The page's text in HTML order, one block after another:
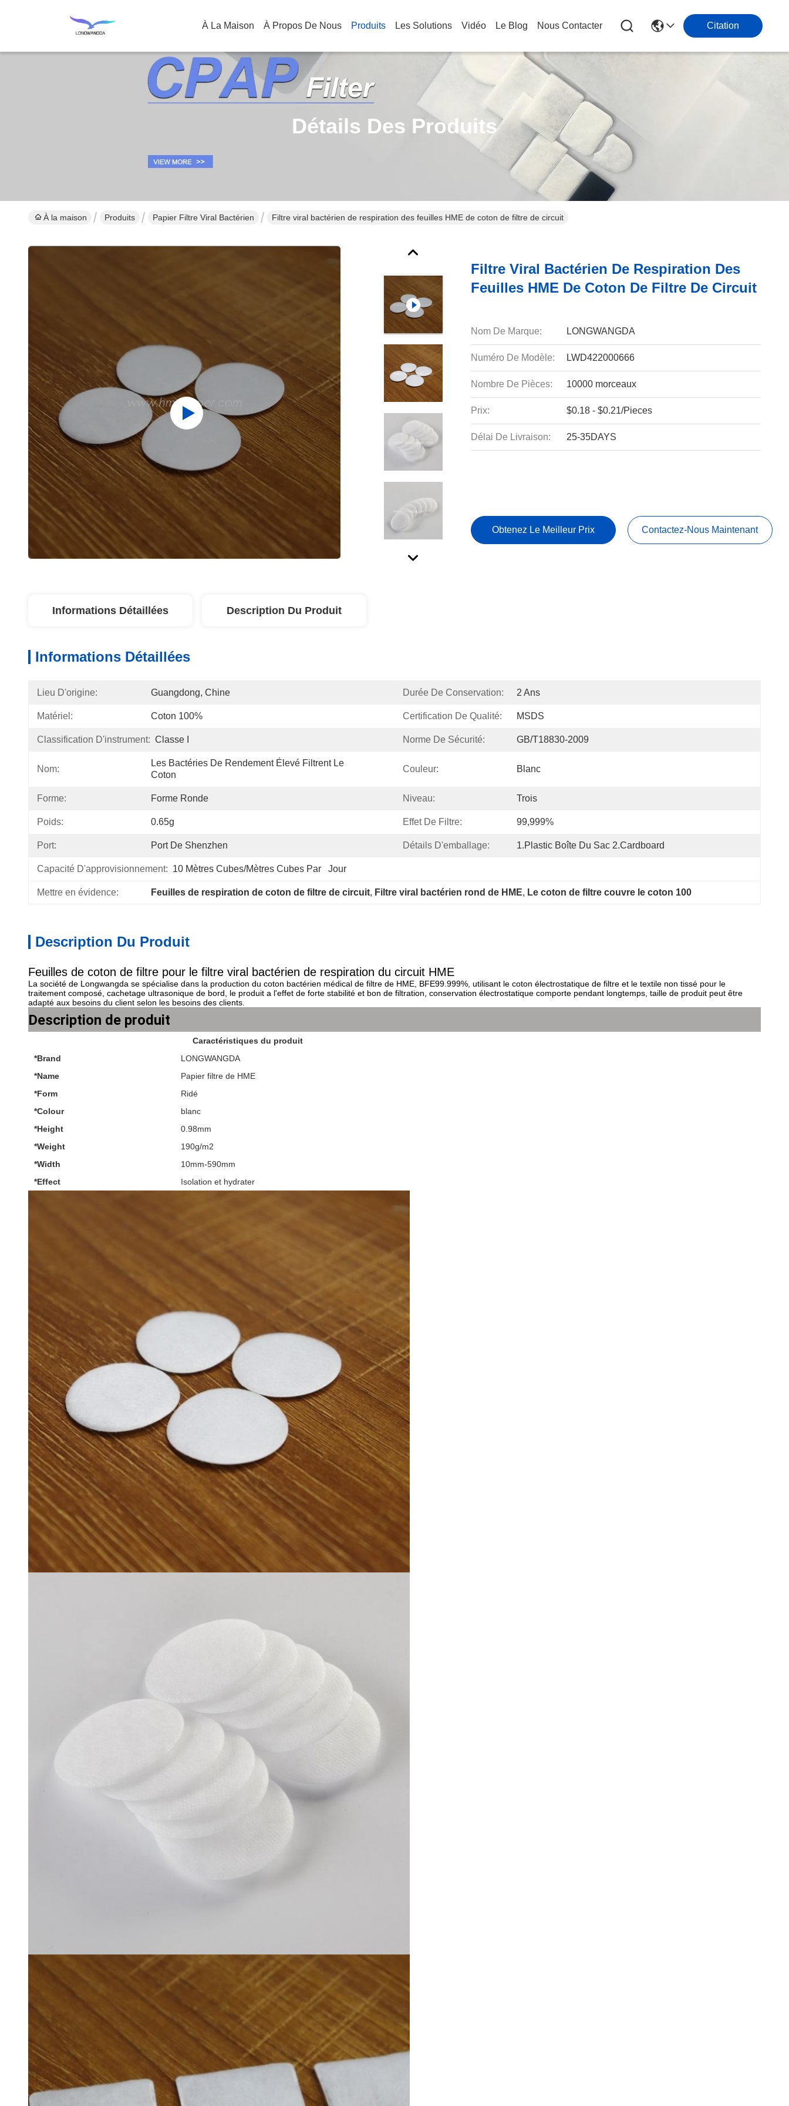
À La Maison À Propos De Nous Produits Les Solutions Vidéo Le Blog Nous Contacter Citation
Détails Des Produits
À la maison Produits Papier Filtre Viral Bactérien Filtre viral bactérien de respiration des feuilles HME de coton de filtre de circuit
Filtre Viral Bactérien De Respiration Des
Feuilles HME De Coton De Filtre De Circuit
Nom De Marque: LONGWANGDA
Numéro De Modèle: LWD422000666
Nombre De Pièces: 10000 morceaux
Prix: $0.18 - $0.21/Pieces
Délai De Livraison: 25-35DAYS
Obtenez Le Meilleur Prix Contactez-Nous Maintenant
Informations Détaillées Description Du Produit
Informations Détaillées
Lieu D'origine: Guangdong, Chine Durée De Conservation: 2 Ans
Matériel: Coton 100% Certification De Qualité: MSDS
Classification D'instrument: Classe I Norme De Sécurité: GB/T18830-2009
Nom:
Les Bactéries De Rendement Élevé Filtrent Le
Coton
Couleur: Blanc
Forme: Forme Ronde Niveau: Trois
Poids: 0.65g Effet De Filtre: 99,999%
Port: Port De Shenzhen Détails D'emballage: 1.Plastic Boîte Du Sac 2.Cardboard
Capacité D'approvisionnement: 10 Mètres Cubes/mètres Cubes Par   Jour
Mettre en évidence: Feuilles de respiration de coton de filtre de circuit, Filtre viral bactérien rond de HME, Le coton de filtre couvre le coton 100
Description Du Produit
Feuilles de coton de filtre pour le filtre viral bactérien de respiration du circuit HME
La société de Longwangda se spécialise dans la production du coton bactérien médical de filtre de HME, BFE99.999%, utilisant le coton électrostatique de filtre et le textile non tissé pour le
traitement composé, cachetage ultrasonique de bord, le produit a l'effet de forte stabilité et bon de filtration, conservation électrostatique comporte pendant longtemps, taille de produit peut être
adapté aux besoins du client selon les besoins des clients.
Description de produit
Caractéristiques du produit
*Brand
LONGWANGDA
*Name
Papier filtre de HME
*Form
Ridé
*Colour
blanc
*Height
0.98mm
*Weight
190g/m2
*Width
10mm-590mm
*Effect
Isolation et hydrater